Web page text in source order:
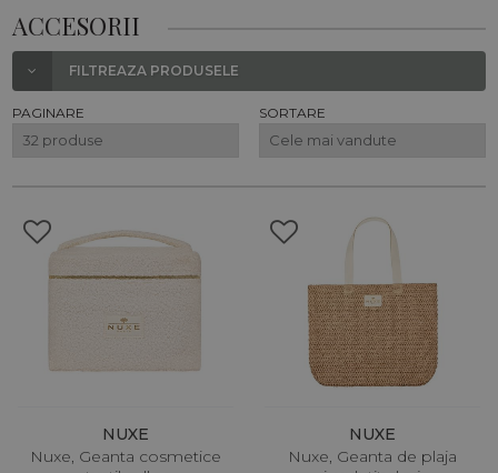
ACCESORII
FILTREAZA PRODUSELE
PAGINARE SORTARE
NUXE
Nuxe, Geanta cosmetice
NUXE
Nuxe, Geanta de plaja